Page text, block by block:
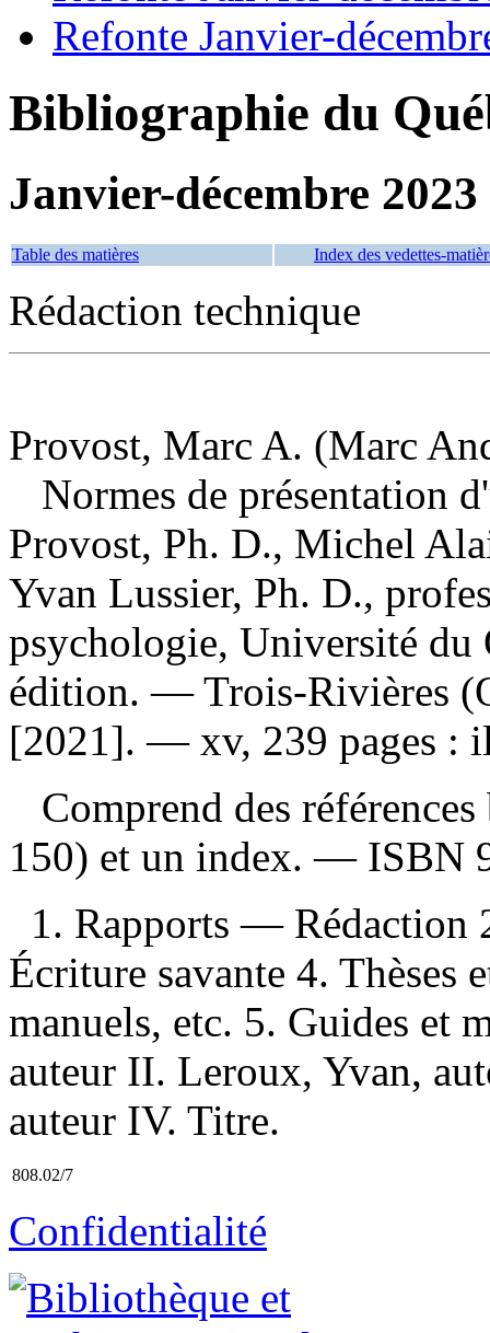
Refonte Janvier-
Bibliographie du
Janvier-décembre 2023
Table des matières Index des vedettes-
Rédaction technique
Provost, Marc A. (Marc
Normes de présentation
Provost, Ph. D., Michel
Yvan Lussier, Ph. D.,
psychologie, Université
édition. — Trois-Rivières
[2021]. — xv, 239 pages :
Comprend des
150) et un index. — ISBN
1. Rapports — Rédaction
Écriture savante 4. Thèses
manuels, etc. 5. Guides et
auteur II. Leroux, Yvan,
auteur IV. Titre.
808.02/7
Confidentialité